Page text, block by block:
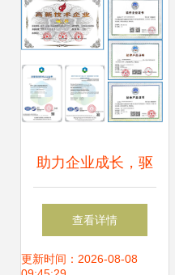
助力企业成长，驱
动管理变革——专
业企业管理咨询服
查看详情
更新时间：2026-08-08